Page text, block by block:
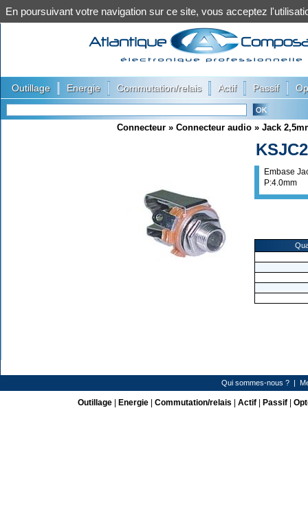
Outillage Energie Commutation/relais Actif Passif
Connecteur » Connecteur audio » Jack
KSJC2
Embase
P:4.0mm
Qui sommes-nous ? |
Outillage| Energie| Commutation/relais Actif| Passif|
En poursuivant votre navigation sur ce site, vous acceptez